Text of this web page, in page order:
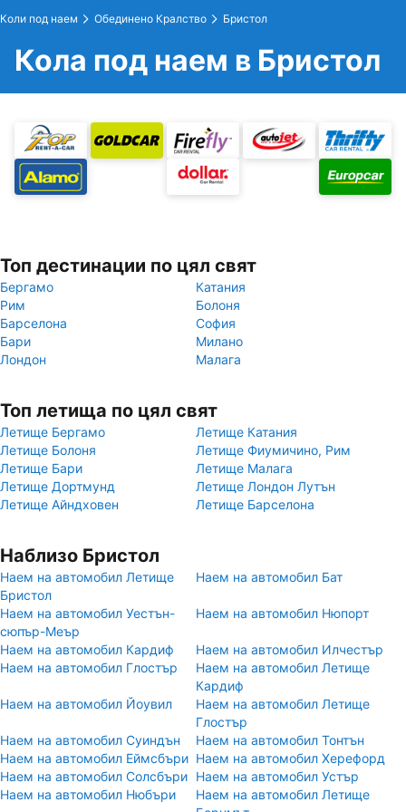
Коли под наем Обединено Кралство Бристол
Кола под наем в Бристол
Топ дестинации по цял свят
Бергамо
Катания
Рим
Болоня
Барселона
София
Бари
Милано
Лондон
Малага
Топ летища по цял свят
Летище Бергамо
Летище Катания
Летище Болоня
Летище Фиумичино, Рим
Летище Бари
Летище Малага
Летище Дортмунд
Летище Лондон Лутън
Летище Айндховен
Летище Барселона
Наблизо Бристол
Наем на автомобил Летище
Бристол
Наем на автомобил Бат
Наем на автомобил Уестън-
сюпър-Меър
Наем на автомобил Нюпорт
Наем на автомобил Кардиф
Наем на автомобил Илчестър
Наем на автомобил Глостър
Наем на автомобил Летище
Кардиф
Наем на автомобил Йоувил
Наем на автомобил Летище
Глостър
Наем на автомобил Суиндън
Наем на автомобил Тонтън
Наем на автомобил Еймсбъри Наем на автомобил Херефорд
Наем на автомобил Солсбъри Наем на автомобил Устър
Наем на автомобил Нюбъри
Наем на автомобил Летище